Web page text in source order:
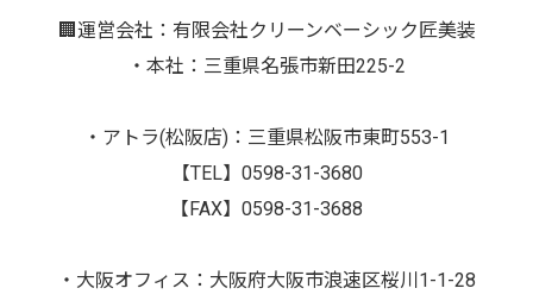
🏢運営会社：有限会社クリーンベーシック匠美装
・本社：三重県名張市新田225-2
・アトラ(松阪店)：三重県松阪市東町553-1
【TEL】0598-31-3680
【FAX】0598-31-3688
・大阪オフィス：大阪府大阪市浪速区桜川1-1-28